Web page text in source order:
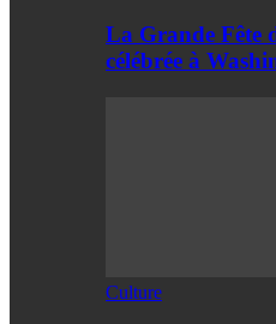
La Grande Fête
célébrée à
Culture